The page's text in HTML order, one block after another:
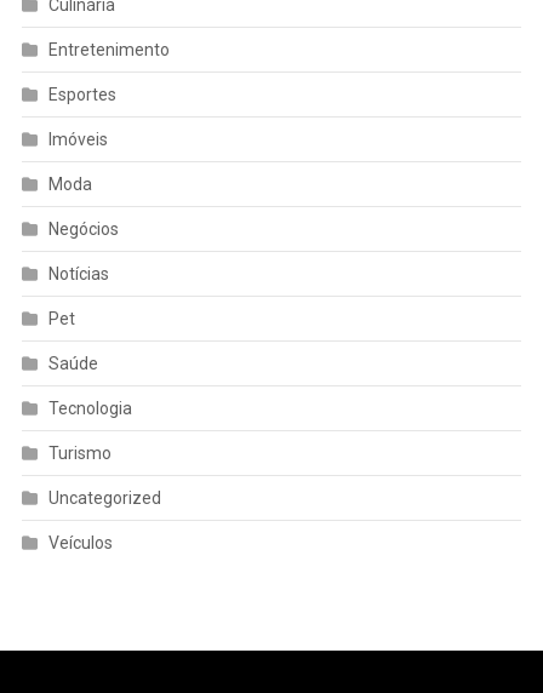
Culinária
Entretenimento
Esportes
Imóveis
Moda
Negócios
Notícias
Pet
Saúde
Tecnologia
Turismo
Uncategorized
Veículos